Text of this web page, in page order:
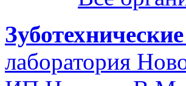
лаборатория